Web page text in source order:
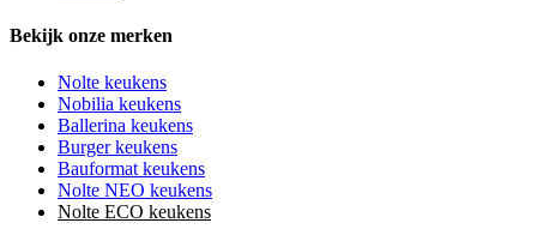
Bekijk onze merken
Nolte keukens
Nobilia keukens
Ballerina keukens
Burger keukens
Bauformat keukens
Nolte NEO keukens
Nolte ECO keukens